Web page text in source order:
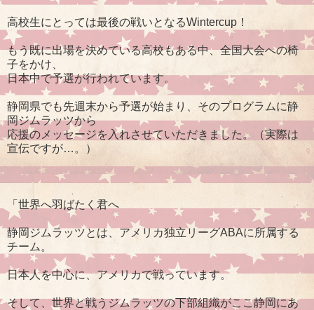
高校生にとっては最後の戦いとなるWintercup！
もう既に出場を決めている高校もある中、全国大会への椅
子をかけ、
日本中で予選が行われています。
静岡県でも先週末から予選が始まり、そのプログラムに静
岡ジムラッツから
応援のメッセージを入れさせていただきました。（実際は
宣伝ですが…。）
「世界へ羽ばたく君へ
静岡ジムラッツとは、アメリカ独立リーグABAに所属する
チーム。
日本人を中心に、アメリカで戦っています。
そして、世界と戦うジムラッツの下部組織がここ静岡にあ